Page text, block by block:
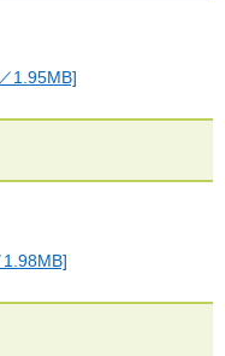
1.95MB]